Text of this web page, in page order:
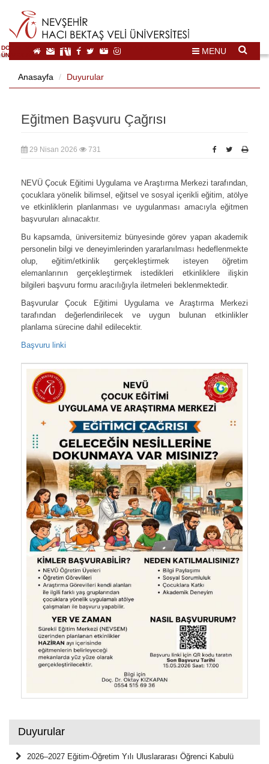
DOĞAL VE KÜLTÜREL MİRAS TURİZMİ İHTİSASLAŞMA
ÜNİVERSİTESİ
MENU
Anasayfa Duyurular
Eğitmen Başvuru Çağrısı
29 Nisan 2026 731
NEVÜ Çocuk Eğitimi Uygulama ve Araştırma Merkezi tarafından,
çocuklara yönelik bilimsel, eğitsel ve sosyal içerikli eğitim, atölye
ve etkinliklerin planlanması ve uygulanması amacıyla eğitmen
başvuruları alınacaktır.
Bu kapsamda, üniversitemiz bünyesinde görev yapan akademik
personelin bilgi ve deneyimlerinden yararlanılması hedeflenmekte
olup, eğitim/etkinlik gerçekleştirmek isteyen öğretim
elemanlarının gerçekleştirmek istedikleri etkinliklere ilişkin
bilgileri başvuru formu aracılığıyla iletmeleri beklenmektedir.
Başvurular Çocuk Eğitimi Uygulama ve Araştırma Merkezi
tarafından değerlendirilecek ve uygun bulunan etkinlikler
planlama sürecine dahil edilecektir.
Başvuru linki
Duyurular
2026–2027 Eğitim-Öğretim Yılı Uluslararası Öğrenci Kabulü